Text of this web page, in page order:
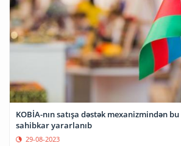
KOBİA-nın satışa dəstək mexanizmindən bu
sahibkar yararlanıb
29-08-2023